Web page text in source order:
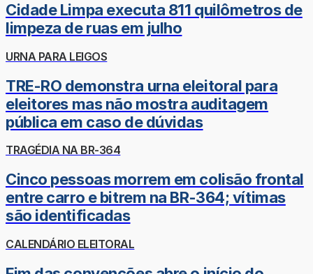
Cidade Limpa executa 811 quilômetros de
limpeza de ruas em julho
URNA PARA LEIGOS
TRE-RO demonstra urna eleitoral para
eleitores mas não mostra auditagem
pública em caso de dúvidas
TRAGÉDIA NA BR-364
Cinco pessoas morrem em colisão frontal
entre carro e bitrem na BR-364; vítimas
são identificadas
CALENDÁRIO ELEITORAL